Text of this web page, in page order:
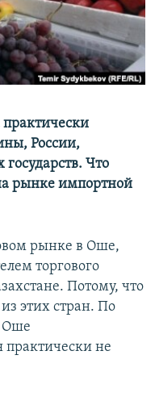
России,
государств. Что
рынке импортной
рынке в Оше,
торгового
Потому, что
этих стран. По
Оше
практически не